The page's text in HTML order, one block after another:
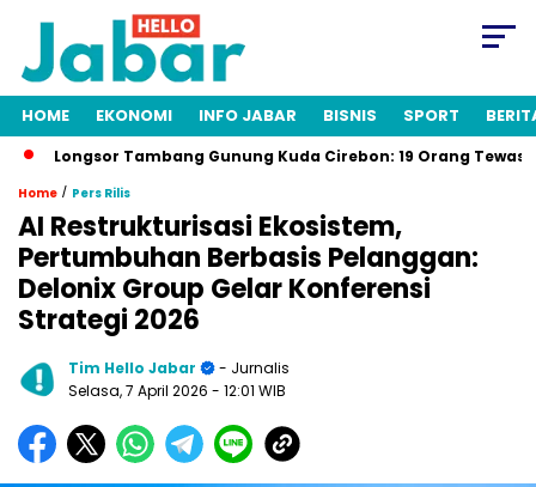
HOME EKONOMI INFO JABAR BISNIS SPORT
Tambang Gunung Kuda Cirebon: 19 Orang Tewas, Dua
Home / Pers Rilis
AI Restrukturisasi Ekosistem,
Pertumbuhan Berbasis Pelanggan:
Delonix Group Gelar Konferensi
Strategi 2026
Tim Hello Jabar
- Jurnalis
Selasa, 7 April 2026 - 12:01 WIB